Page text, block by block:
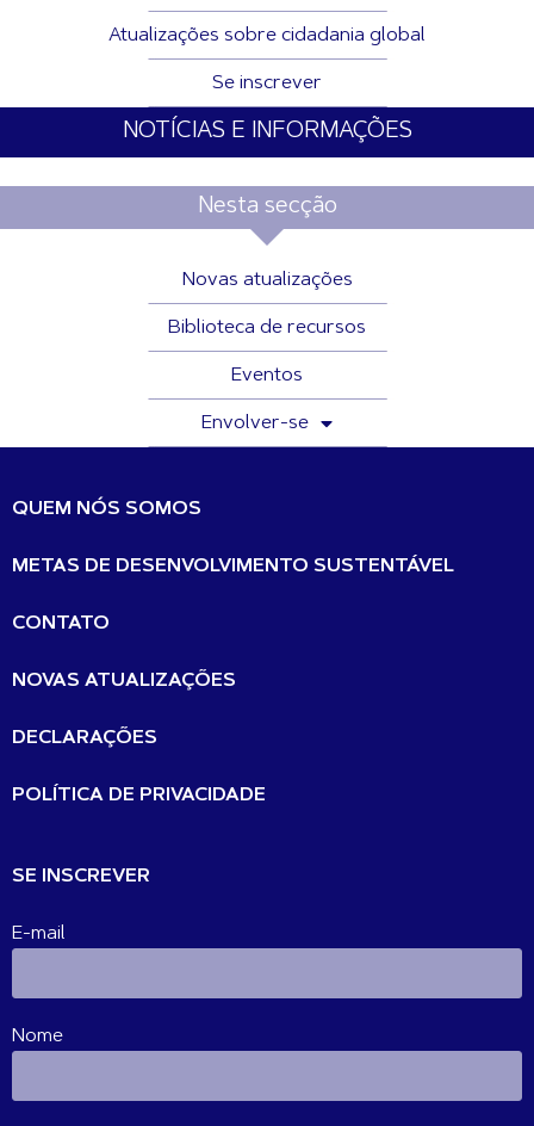
Atualizações sobre cidadania global
Se inscrever
NOTÍCIAS E INFORMAÇÕES
Nesta secção
Novas atualizações
Biblioteca de recursos
Eventos
Envolver-se
QUEM NÓS SOMOS
METAS DE DESENVOLVIMENTO SUSTENTÁVEL
CONTATO
NOVAS ATUALIZAÇÕES
DECLARAÇÕES
POLÍTICA DE PRIVACIDADE
SE INSCREVER
E-mail
Nome